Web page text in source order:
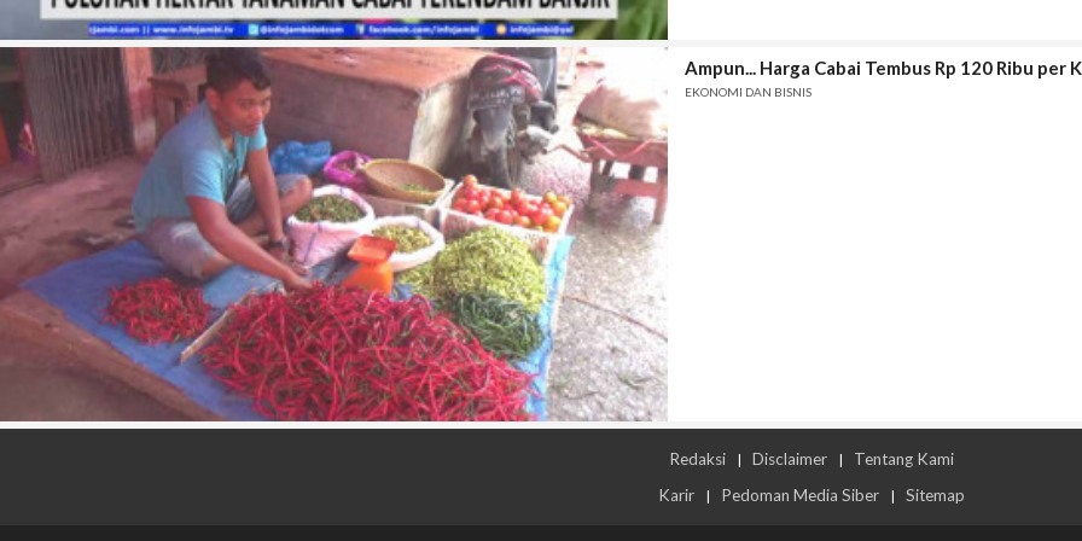
Ampun... Harga Cabai Tembus Rp 120 Ribu per
EKONOMI DAN BISNIS
Redaksi | Disclaimer |
Tentang Kami
Karir
| Pedoman Media Siber | Sitemap